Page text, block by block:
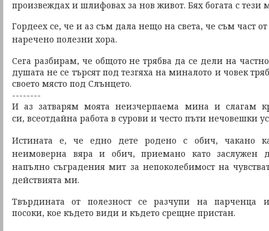
произвеждах и шлифовах за нов живот. Бях богата с
Гордеех се, че и аз съм дала нещо на света, че съм част
наречено полезни хора.
Сега разбирам, че общото не трябва да се дели на
душата не се търсят под тезгяха на миналото и човек
своето място под Слънцето.
--------
И аз затварям моята неизчерпаема мина и слагам
си, всеотдайна работа в сурови и често пъти нечовешки
Истината е, че едно дете родено с обич, чакано
неимоверна вяра и обич, приемано като заслужен
напълно съградения мит за непоколебимост на
действията ми.
Твърдината от полезност се разчупи на парченца
посоки, кое където види и където срещне пристан.